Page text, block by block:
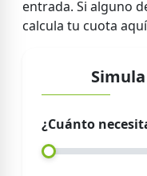
entrada. Si alguno
calcula tu cuota
¿Cuánto